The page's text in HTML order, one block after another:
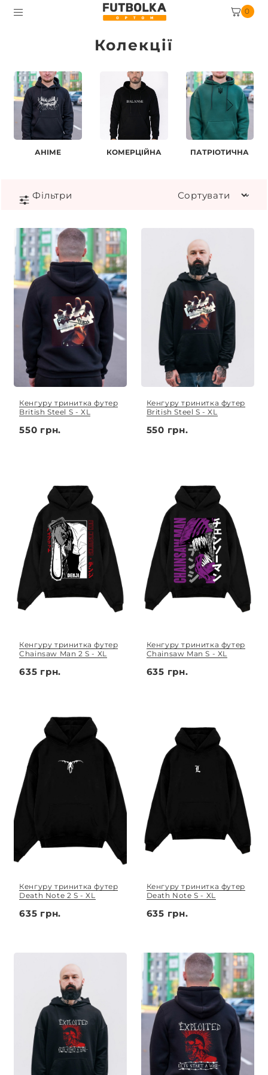
0
Колекції
АНІМЕ КОМЕРЦІЙНА ПАТРІОТИЧНА
Фiльтри
Кенгуру тринитка футер
British Steel S - XL
550 грн.
Кенгуру тринитка футер
British Steel S - XL
550 грн.
Кенгуру тринитка футер
Chainsaw Man 2 S - XL
635 грн.
Кенгуру тринитка футер
Chainsaw Man S - XL
635 грн.
Кенгуру тринитка футер
Death Note 2 S - XL
635 грн.
Кенгуру тринитка футер
Death Note S - XL
635 грн.